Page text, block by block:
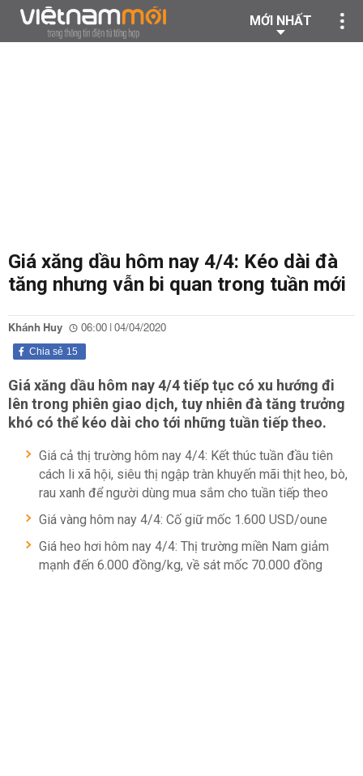
MỚI NHẤT
Giá xăng dầu hôm nay 4/4: Kéo dài đà
tăng nhưng vẫn bi quan trong tuần mới
Khánh Huy 06:00 | 04/04/2020
15
Chia sẻ
Giá xăng dầu hôm nay 4/4 tiếp tục có xu hướng đi
lên trong phiên giao dịch, tuy nhiên đà tăng trưởng
khó có thể kéo dài cho tới những tuần tiếp theo.
Giá cả thị trường hôm nay 4/4: Kết thúc tuần đầu tiên
cách li xã hội, siêu thị ngập tràn khuyến mãi thịt heo, bò,
rau xanh để người dùng mua sắm cho tuần tiếp theo
Giá vàng hôm nay 4/4: Cố giữ mốc 1.600 USD/oune
Giá heo hơi hôm nay 4/4: Thị trường miền Nam giảm
mạnh đến 6.000 đồng/kg, về sát mốc 70.000 đồng